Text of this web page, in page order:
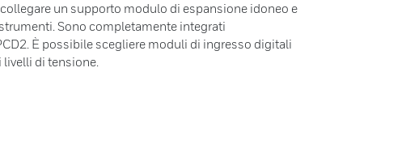
un supporto modulo di espansione idoneo e
Sono completamente integrati
È possibile scegliere moduli di ingresso digitali
di tensione.